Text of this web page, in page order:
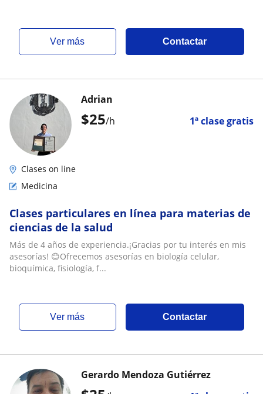
ver más Contactar
$25/h 1ª clase gratis
Adrian
Clases on line
Medicina
Clases particulares en línea para materias de
ciencias de la salud
Más de 4 años de experiencia.¡Gracias por tu interés en mis
asesorías! 😊Ofrecemos asesorías en biología celular,
bioquímica, fisiología, f...
ver más Contactar
Gerardo Mendoza Gutiérrez